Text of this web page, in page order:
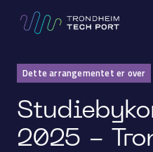
Dette arrangementet er over
2025 -